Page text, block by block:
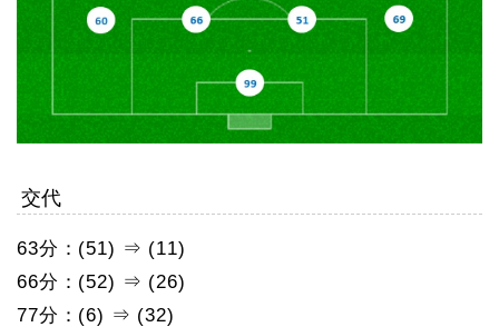
交代
63分：(51) ⇒ (11)
66分：(52) ⇒ (26)
77分：(6) ⇒ (32)